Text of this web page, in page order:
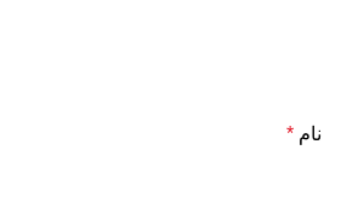
نام *